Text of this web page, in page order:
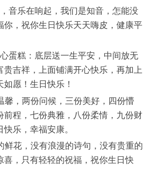
音乐在响起，我们是知音，怎能没
你，祝你生日快乐天天嗨皮，健康平
蛋糕：底层送一生平安，中间放无
贵吉祥，上面铺满开心快乐，再加上
愿！生日快乐！
馨，两份问候，三份美好，四份懵
前程，七份典雅，八份柔情，九份财
乐，幸福安康。
鲜花，没有浪漫的诗句，没有贵重的
喜，只有轻轻的祝福，祝你生日快